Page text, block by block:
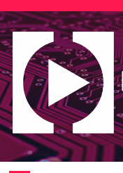
Saltar
al
contenido